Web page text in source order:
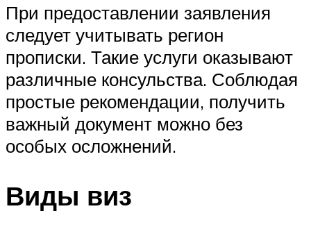
При предоставлении заявления
следует учитывать регион
прописки. Такие услуги оказывают
различные консульства. Соблюдая
простые рекомендации, получить
важный документ можно без
особых осложнений.
Виды виз